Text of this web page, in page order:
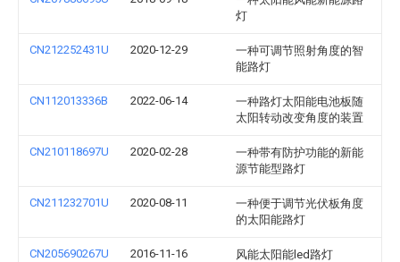
灯
CN212252431U 2020-12-29
一种可调节照射角度的智
能路灯
CN112013336B 2022-06-14
一种路灯太阳能电池板随
太阳转动改变角度的装置
CN210118697U 2020-02-28
一种带有防护功能的新能
源节能型路灯
CN211232701U 2020-08-11
一种便于调节光伏板角度
的太阳能路灯
CN205690267U 2016-11-16 风能太阳能led路灯